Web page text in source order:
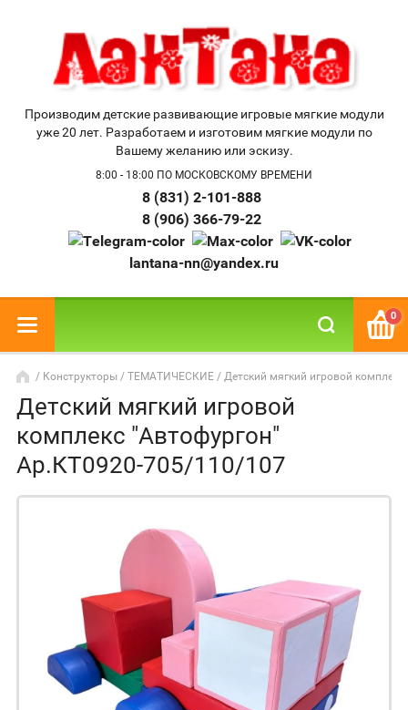
Производим детские развивающие игровые мягкие модули
уже 20 лет. Разработаем и изготовим мягкие модули по
Вашему желанию или эскизу.
8:00 - 18:00 ПО МОСКОВСКОМУ ВРЕМЕНИ
8 (831) 2-101-888
8 (906) 366-79-22
lantana-nn@yandex.ru
0
/ Конструкторы / ТЕМАТИЧЕСКИЕ / Детский мягкий игровой
Детский мягкий игровой
комплекс "Автофургон"
Ар.КТ0920-705/110/107